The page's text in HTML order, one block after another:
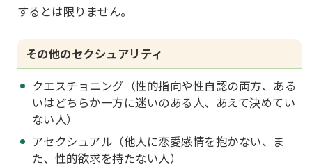
するとは限りません。
その他のセクシュアリティ
クエスチョニング（性的指向や性自認の両方、ある
いはどちらか一方に迷いのある人、あえて決めてい
ない人）
アセクシュアル（他人に恋愛感情を抱かない、ま
た、性的欲求を持たない人）